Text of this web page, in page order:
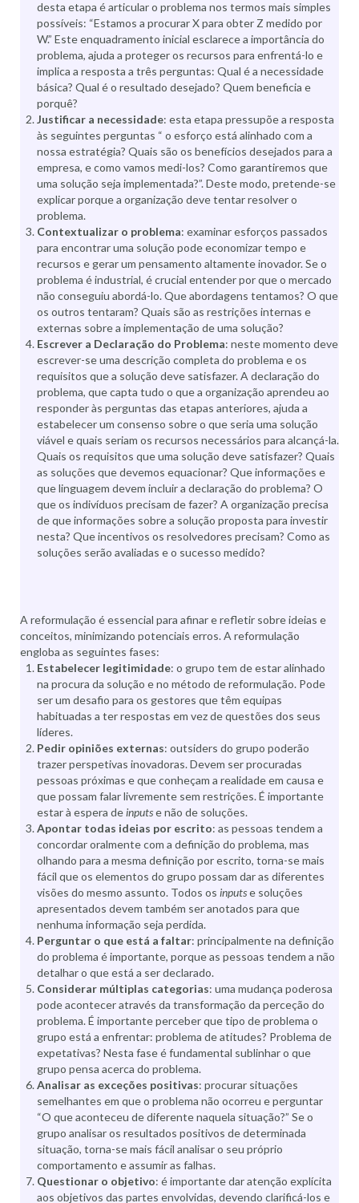
desta etapa é articular o problema nos termos mais simples
possíveis: “Estamos a procurar X para obter Z medido por
W.” Este enquadramento inicial esclarece a importância do
problema, ajuda a proteger os recursos para enfrentá-lo e
implica a resposta a três perguntas: Qual é a necessidade
básica? Qual é o resultado desejado? Quem beneficia e
porquê?
Justificar a necessidade: esta etapa pressupõe a resposta
às seguintes perguntas “ o esforço está alinhado com a
nossa estratégia? Quais são os benefícios desejados para a
empresa, e como vamos medi-los? Como garantiremos que
uma solução seja implementada?”. Deste modo, pretende-se
explicar porque a organização deve tentar resolver o
problema.
Contextualizar o problema: examinar esforços passados
para encontrar uma solução pode economizar tempo e
recursos e gerar um pensamento altamente inovador. Se o
problema é industrial, é crucial entender por que o mercado
não conseguiu abordá-lo. Que abordagens tentamos? O que
os outros tentaram? Quais são as restrições internas e
externas sobre a implementação de uma solução?
Escrever a Declaração do Problema: neste momento deve
escrever-se uma descrição completa do problema e os
requisitos que a solução deve satisfazer. A declaração do
problema, que capta tudo o que a organização aprendeu ao
responder às perguntas das etapas anteriores, ajuda a
estabelecer um consenso sobre o que seria uma solução
viável e quais seriam os recursos necessários para alcançá-la.
Quais os requisitos que uma solução deve satisfazer? Quais
as soluções que devemos equacionar? Que informações e
que linguagem devem incluir a declaração do problema? O
que os indivíduos precisam de fazer? A organização precisa
de que informações sobre a solução proposta para investir
nesta? Que incentivos os resolvedores precisam? Como as
soluções serão avaliadas e o sucesso medido?
A reformulação é essencial para afinar e refletir sobre ideias e
conceitos, minimizando potenciais erros. A reformulação
engloba as seguintes fases:
Estabelecer legitimidade: o grupo tem de estar alinhado
na procura da solução e no método de reformulação. Pode
ser um desafio para os gestores que têm equipas
habituadas a ter respostas em vez de questões dos seus
líderes.
Pedir opiniões externas: outsiders do grupo poderão
trazer perspetivas inovadoras. Devem ser procuradas
pessoas próximas e que conheçam a realidade em causa e
que possam falar livremente sem restrições. É importante
estar à espera deinputse não de soluções.
Apontar todas ideias por escrito: as pessoas tendem a
concordar oralmente com a definição do problema, mas
olhando para a mesma definição por escrito, torna-se mais
fácil que os elementos do grupo possam dar as diferentes
visões do mesmo assunto. Todos os inputse soluções
apresentados devem também ser anotados para que
nenhuma informação seja perdida.
Perguntar o que está a faltar: principalmente na definição
do problema é importante, porque as pessoas tendem a não
detalhar o que está a ser declarado.
Considerar múltiplas categorias: uma mudança poderosa
pode acontecer através da transformação da perceção do
problema. É importante perceber que tipo de problema o
grupo está a enfrentar: problema de atitudes? Problema de
expetativas? Nesta fase é fundamental sublinhar o que
grupo pensa acerca do problema.
Analisar as exceções positivas: procurar situações
semelhantes em que o problema não ocorreu e perguntar
“O que aconteceu de diferente naquela situação?” Se o
grupo analisar os resultados positivos de determinada
situação, torna-se mais fácil analisar o seu próprio
comportamento e assumir as falhas.
Questionar o objetivo: é importante dar atenção explícita
aos objetivos das partes envolvidas, devendo clarificá-los e